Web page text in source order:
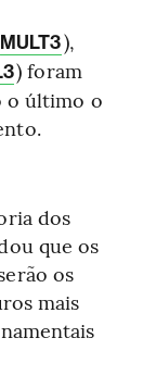
MULT3),
) foram
o último o
dos
que os
os
mais